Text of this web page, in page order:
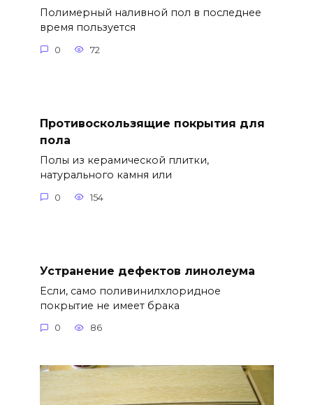
Полимерный наливной пол в последнее
время пользуется
0 72
Противоскользящие покрытия для
пола
Полы из керамической плитки,
натурального камня или
0 154
Устранение дефектов линолеума
Если, само поливинилхлоридное
покрытие не имеет брака
0 86